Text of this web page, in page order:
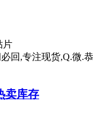
片
回,专注现货,Q.微.
卖库存